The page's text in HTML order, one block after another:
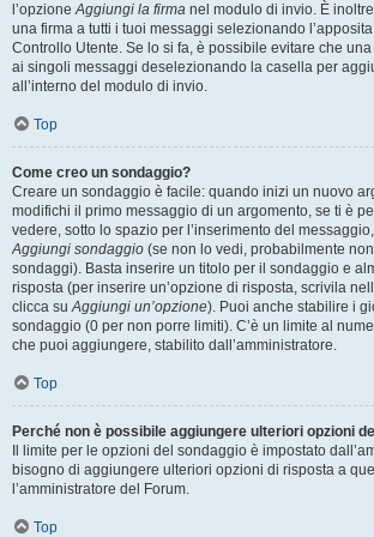
l’opzioneAggiungi la firma nel modulo di invio. È
una firma a tutti i tuoi messaggi selezionando
Controllo Utente. Se lo si fa, è possibile evitare che
ai singoli messaggi deselezionando la casella per
all’interno del modulo di invio.
Top
Come creo un sondaggio?
Creare un sondaggio è facile: quando inizi un nuovo
modifichi il primo messaggio di un argomento, se ti è
vedere, sotto lo spazio per l’inserimento del
Aggiungi sondaggio (se non lo vedi, probabilmente
sondaggi). Basta inserire un titolo per il sondaggio e
risposta (per inserire un’opzione di risposta, scrivila
clicca suAggiungi un’opzione). Puoi anche stabilire i
sondaggio (0 per non porre limiti). C’è un limite al
che puoi aggiungere, stabilito dall’amministratore.
Top
Perché non è possibile aggiungere ulteriori opzioni
Il limite per le opzioni del sondaggio è impostato
bisogno di aggiungere ulteriori opzioni di risposta a
l’amministratore del Forum.
Top